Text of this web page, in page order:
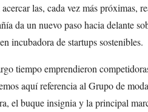
las, cada vez más próximas,
da un nuevo paso hacia delante
incubadora de startups sostenibles.
tiempo emprendieron
aquí referencia al Grupo de
el buque insignia y la principal